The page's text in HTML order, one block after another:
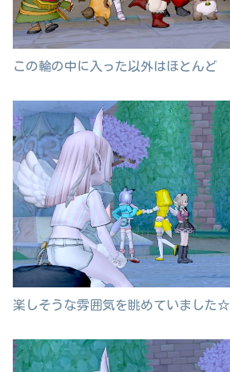
この輪の中に入った以外はほとんど
楽しそうな雰囲気を眺めていました☆